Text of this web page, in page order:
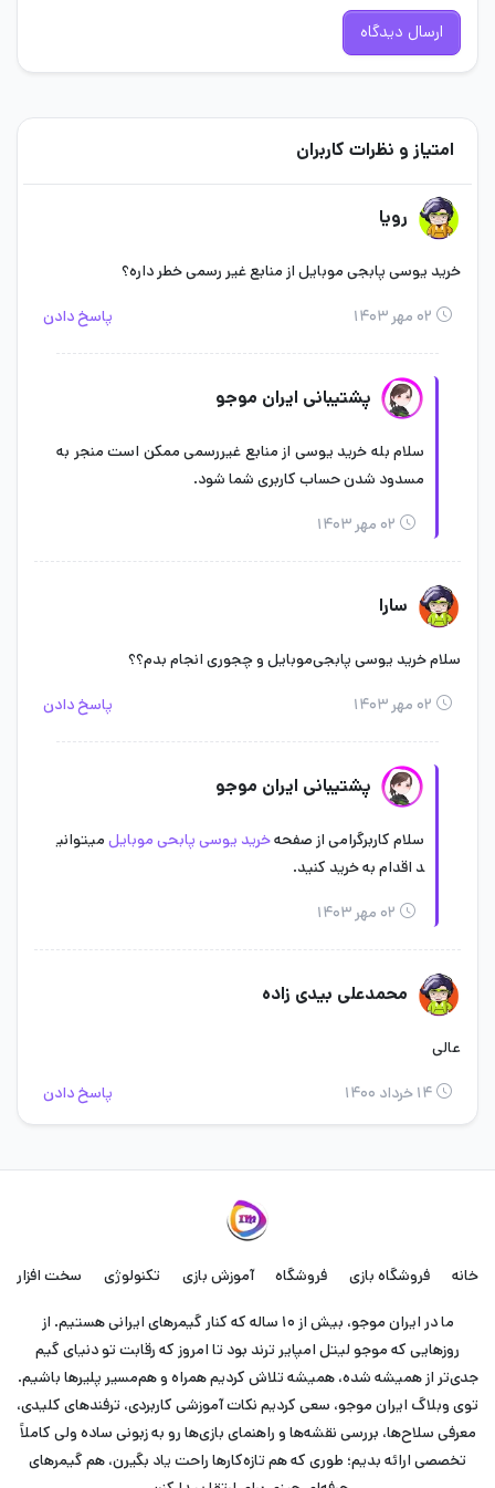
ارسال دیدگاه
امتیاز و نظرات کاربران
رویا
خرید یوسی پابجی موبایل از منابع غیر رسمی خطر داره؟
۰۲ مهر ۱۴۰۳ پاسخ دادن
پشتیبانی ایران موجو
سلام بله خرید یوسی از منابع غیررسمی ممکن است منجر به
مسدود شدن حساب کاربری شما شود.
۰۲ مهر ۱۴۰۳
سارا
سلام خرید یوسی پابجی‌موبایل و چجوری انجام بدم؟؟
۰۲ مهر ۱۴۰۳ پاسخ دادن
پشتیبانی ایران موجو
سلام کاربرگرامی از صفحهخرید یوسی پابحی موبایل میتوانی
د اقدام به خرید کنید.
۰۲ مهر ۱۴۰۳
محمدعلی بیدی زاده
عالی
۱۴ خرداد ۱۴۰۰ پاسخ دادن
خانه فروشگاه بازی فروشگاه آموزش بازی تکنولوژی سخت افزار
ما در ایران موجو، بیش از ۱۰ ساله که کنار گیمرهای ایرانی هستیم. از
روزهایی که موجو لیتل امپایر ترند بود تا امروز که رقابت تو دنیای گیم
جدی‌تر از همیشه شده، همیشه تلاش کردیم همراه و هم‌مسیر پلیرها باشیم.
توی وبلاگ ایران موجو، سعی کردیم نکات آموزشی کاربردی، ترفندهای کلیدی،
معرفی سلاح‌ها، بررسی نقشه‌ها و راهنمای بازی‌ها رو به زبونی ساده ولی کاملاً
تخصصی ارائه بدیم؛ طوری که هم تازه‌کارها راحت یاد بگیرن، هم گیمرهای